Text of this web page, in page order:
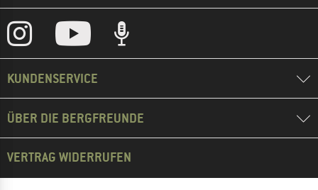
KUNDENSERVICE
ÜBER DIE BERGFREUNDE
VERTRAG WIDERRUFEN